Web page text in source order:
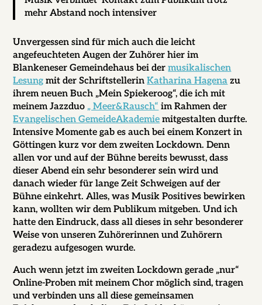
mehr Abstand noch intensiver
Unvergessen sind für mich auch die leicht
angefeuchteten Augen der Zuhörer hier im
Blankeneser Gemeindehaus bei dermusikalischen
Lesung mit der SchriftstellerinKatharina Hagena zu
ihrem neuen Buch „Mein Spiekeroog“, die ich mit
meinem Jazzduo „ Meer&Rausch“ im Rahmen der
Evangelischen GemeideAkademie mitgestalten durfte.
Intensive Momente gab es auch bei einem Konzert in
Göttingen kurz vor dem zweiten Lockdown. Denn
allen vor und auf der Bühne bereits bewusst, dass
dieser Abend ein sehr besonderer sein wird und
danach wieder für lange Zeit Schweigen auf der
Bühne einkehrt. Alles, was Musik Positives bewirken
kann, wollten wir dem Publikum mitgeben. Und ich
hatte den Eindruck, dass all dieses in sehr besonderer
Weise von unseren Zuhörerinnen und Zuhörern
geradezu aufgesogen wurde.
Auch wenn jetzt im zweiten Lockdown gerade „nur“
Online-Proben mit meinem Chor möglich sind, tragen
und verbinden uns all diese gemeinsamen